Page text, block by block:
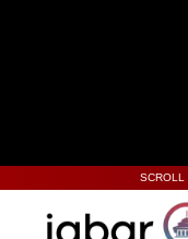
SCROLL